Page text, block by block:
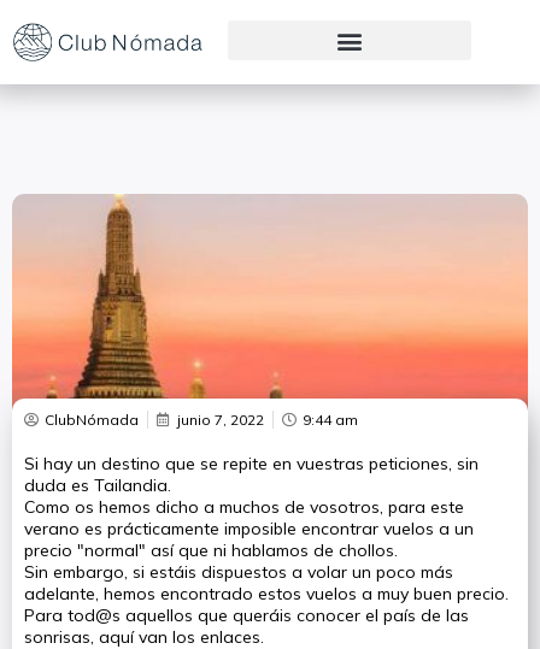
ClubNómada junio 7, 2022 9:44 am
Si hay un destino que se repite en vuestras peticiones, sin
duda es Tailandia.
Como os hemos dicho a muchos de vosotros, para este
verano es prácticamente imposible encontrar vuelos a un
precio "normal" así que ni hablamos de chollos.
Sin embargo, si estáis dispuestos a volar un poco más
adelante, hemos encontrado estos vuelos a muy buen precio.
Para tod@s aquellos que queráis conocer el país de las
sonrisas, aquí van los enlaces.